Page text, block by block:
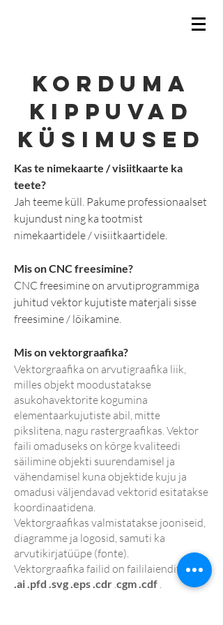
Korduma
kippuvad
küsimused
Kas te nimekaarte / visiitkaarte ka
teete?
Jah teeme küll. Pakume professionaalset
kujundust ning ka tootmist
nimekaartidele / visiitkaartidele.
Mis on CNC freesimine?
CNC freesimine on arvutiprogrammiga
juhitud vektor kujutiste materjali sisse
freesimine / lõikamine.
Mis on vektorgraafika?
Vektorgraafika on arvutigraafika liik,
milles objekt moodustatakse
asukohavektorite kogumina
elementaarkujutiste abil, mitte
pikslitena, nagu rastergraafikas. Vektor
faili omaduseks on kõrge kvaliteedi
säilimine objekti suurendamisel ja
vähendamisel kuna objektide kuju ja
omadusi väljendavad vektorid esitatakse
koordinaatidena.
Vektorgraafikas valmistatakse jooniseid,
diagramme ja logosid, samuti ka
arvutikirjatüüpe (fonte).
Vektorgraafika failid on faililaienditega:
.ai.pfd .svg.eps.cdr .cgm.cdf .